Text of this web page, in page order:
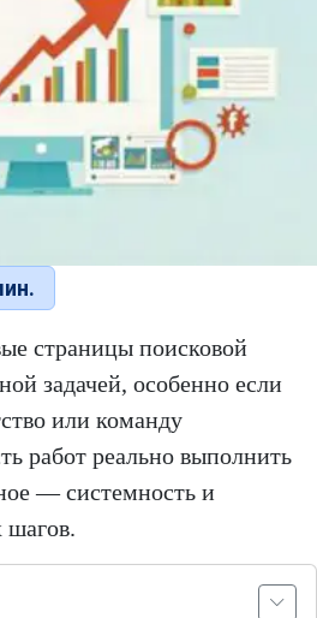
страницы поисковой
задачей, особенно если
или команду
работ реально выполнить
— системность и